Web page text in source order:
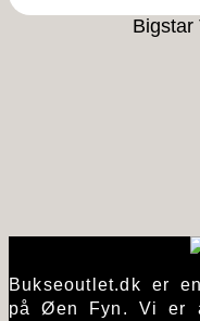
Bigstar
Bukseoutlet.dk er
på Øen Fyn. Vi er